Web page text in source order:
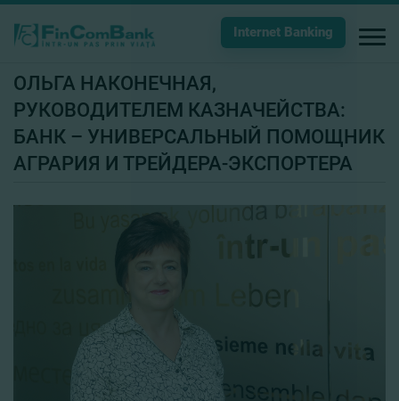
Internet Banking
ОЛЬГА НАКОНЕЧНАЯ,
РУКОВОДИТЕЛЕМ КАЗНАЧЕЙСТВА:
БАНК – УНИВЕРСАЛЬНЫЙ ПОМОЩНИК
АГРАРИЯ И ТРЕЙДЕРА-ЭКСПОРТЕРА